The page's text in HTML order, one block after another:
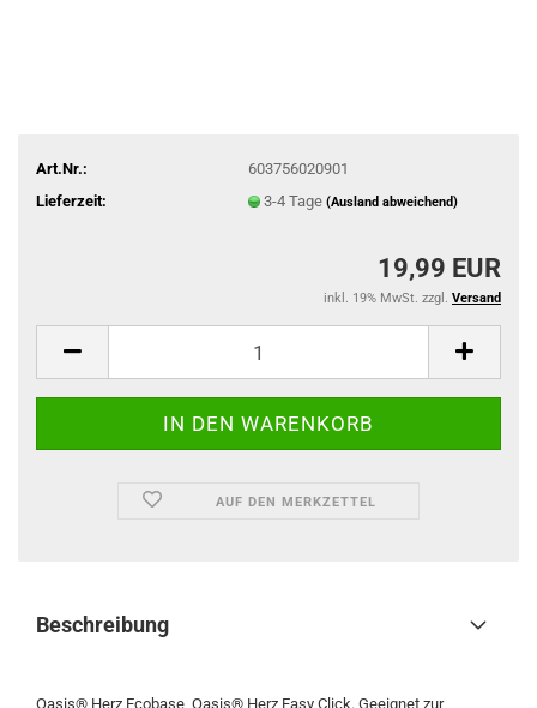
Art.Nr.:
603756020901
Lieferzeit:
3-4 Tage (Ausland abweichend)
19,99 EUR
inkl. 19% MwSt. zzgl. Versand
AUF DEN MERKZETTEL
Beschreibung
Oasis® Herz Ecobase, Oasis® Herz Easy Click. Geeignet zur